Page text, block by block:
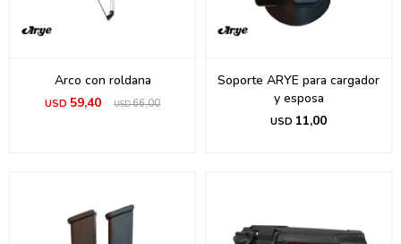
Arco con roldana
USD 59,40 USD66,00
Soporte ARYE para cargador
y esposa
USD 11,00